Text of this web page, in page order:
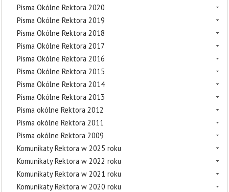
Pisma Okólne Rektora 2020
Pisma Okólne Rektora 2019
Pisma Okólne Rektora 2018
Pisma Okólne Rektora 2017
Pisma Okólne Rektora 2016
Pisma Okólne Rektora 2015
Pisma Okólne Rektora 2014
Pisma Okólne Rektora 2013
Pisma okólne Rektora 2012
Pisma okólne Rektora 2011
Pisma okólne Rektora 2009
Komunikaty Rektora w 2025 roku
Komunikaty Rektora w 2022 roku
Komunikaty Rektora w 2021 roku
Komunikaty Rektora w 2020 roku